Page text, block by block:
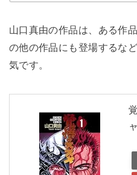
山口真由の作品は、ある作
の他の作品にも登場するな
気です。